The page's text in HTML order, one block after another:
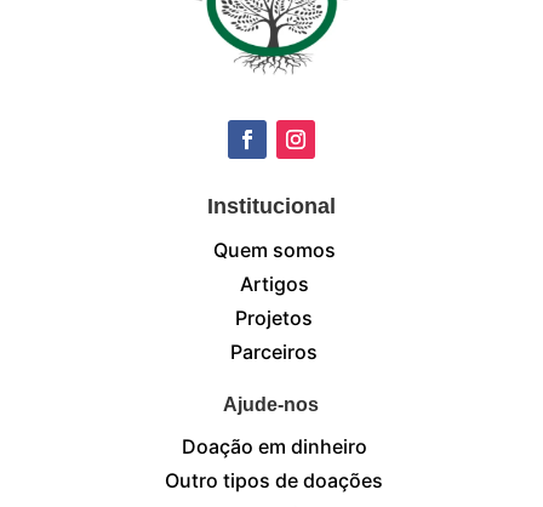
Institucional
Quem somos
Artigos
Projetos
Parceiros
Ajude-nos
Doação em dinheiro
Outro tipos de doações